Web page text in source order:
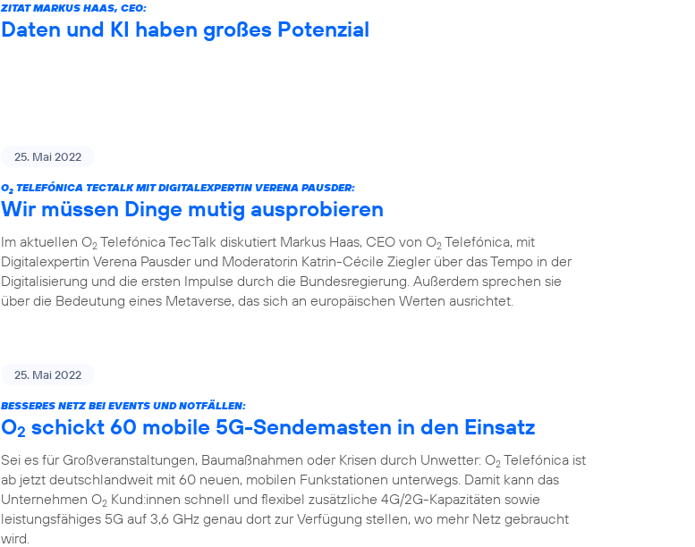
ZITAT MARKUS HAAS, CEO:
Daten und KI haben großes Potenzial
25. Mai 2022
O2 TELEFÓNICA TECTALK MIT DIGITALEXPERTIN VERENA PAUSDER:
Wir müssen Dinge mutig ausprobieren
Im aktuellen O2 Telefónica TecTalk diskutiert Markus Haas, CEO von O2 Telefónica, mit
Digitalexpertin Verena Pausder und Moderatorin Katrin-Cécile Ziegler über das Tempo in der
Digitalisierung und die ersten Impulse durch die Bundesregierung. Außerdem sprechen sie
über die Bedeutung eines Metaverse, das sich an europäischen Werten ausrichtet.
25. Mai 2022
BESSERES NETZ BEI EVENTS UND NOTFÄLLEN:
O2 schickt 60 mobile 5G-Sendemasten in den Einsatz
Sei es für Großveranstaltungen, Baumaßnahmen oder Krisen durch Unwetter: O2 Telefónica ist
ab jetzt deutschlandweit mit 60 neuen, mobilen Funkstationen unterwegs. Damit kann das
Unternehmen O2 Kund:innen schnell und flexibel zusätzliche 4G/2G-Kapazitäten sowie
leistungsfähiges 5G auf 3,6 GHz genau dort zur Verfügung stellen, wo mehr Netz gebraucht
wird.